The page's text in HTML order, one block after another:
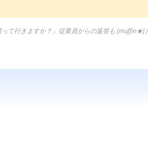
て行きますか？」従業員からの返答も [muffin★]）